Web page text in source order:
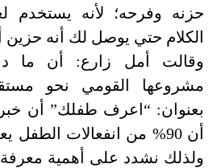
حزنه وفرحه؛ لأنه يستخدم
الكلام حتي يوصل لك أنه حزين
وقالت أمل زارع: أن ما
مشروعها القومي نحو
بعنوان: “اعرف طفلك” أن
أن 90% من انفعالات الطفل
ولذلك نشدد على أهمية معرفة